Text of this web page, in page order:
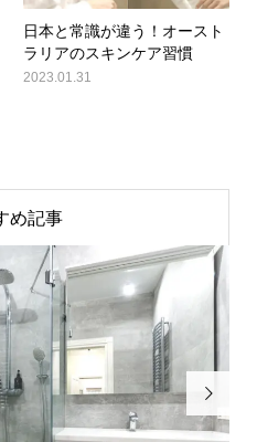
日本と常識が違う！オースト
ラリアのスキンケア習慣
2023.01.31
め記事
